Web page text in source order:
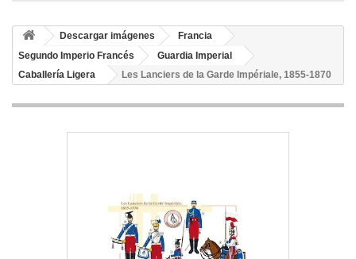
Descargar imágenes
Francia
Segundo Imperio Francés
Guardia Imperial
Caballería Ligera
Les Lanciers de la Garde Impériale, 1855-1870